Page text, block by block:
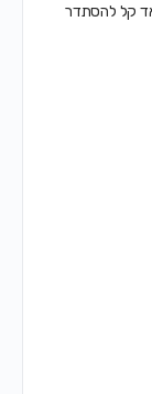
קל להסתדר